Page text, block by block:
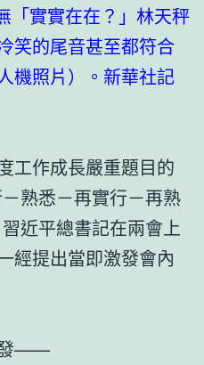
「實實在在？」林天秤
笑的尾音甚至都符合
機照片）。新華社記
工作成長嚴重題目的
熟悉－再實行－再熟
近平總書記在兩會上
經提出當即激發會內
發——